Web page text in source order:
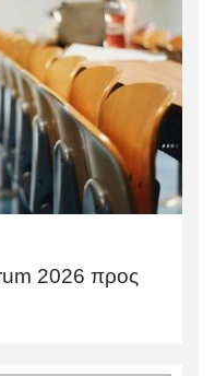
2026 προς